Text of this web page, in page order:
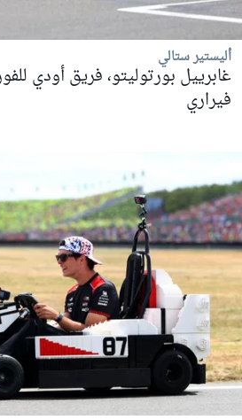
أليستير ستالي
فيراري